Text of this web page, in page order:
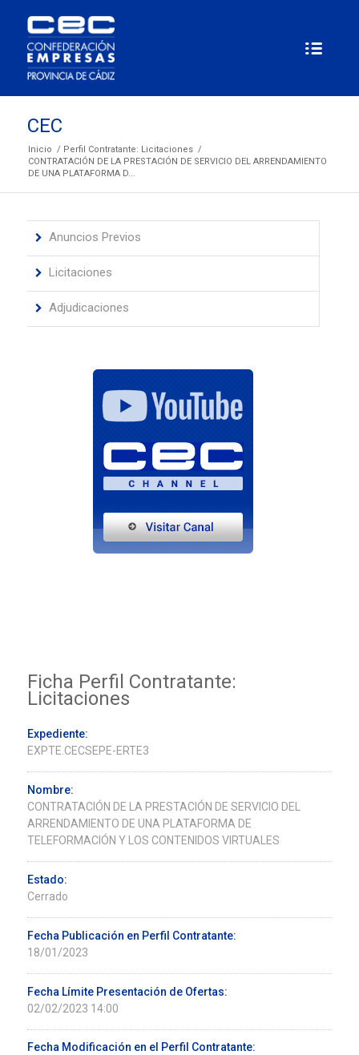
CEC
Inicio / Perfil Contratante: Licitaciones /
CONTRATACIÓN DE LA PRESTACIÓN DE SERVICIO DEL ARRENDAMIENTO
DE UNA PLATAFORMA D...
Anuncios Previos
Licitaciones
Adjudicaciones
Ficha Perfil Contratante:
Licitaciones
Expediente:
EXPTE.CECSEPE-ERTE3
Nombre:
CONTRATACIÓN DE LA PRESTACIÓN DE SERVICIO DEL
ARRENDAMIENTO DE UNA PLATAFORMA DE
TELEFORMACIÓN Y LOS CONTENIDOS VIRTUALES
Estado:
Cerrado
Fecha Publicación en Perfil Contratante:
18/01/2023
Fecha Límite Presentación de Ofertas:
02/02/2023 14:00
Fecha Modificación en el Perfil Contratante: